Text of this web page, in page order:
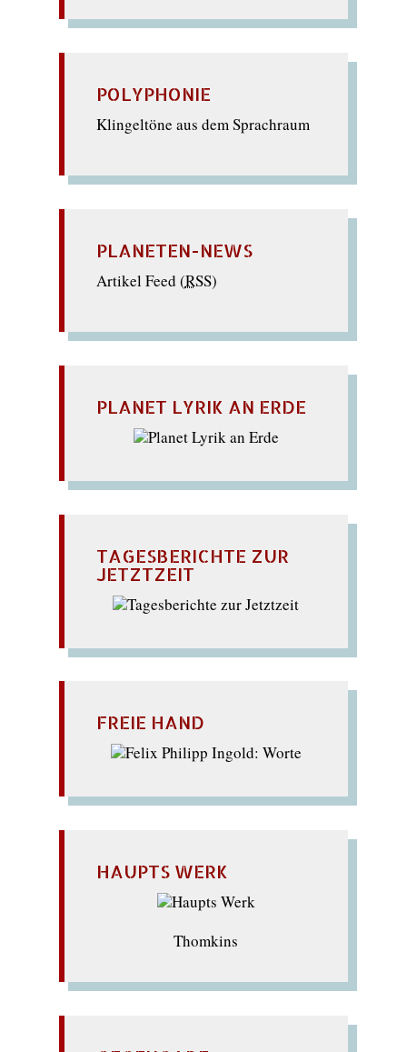
POLYPHONIE
Klingeltöne aus dem Sprachraum
PLANETEN-NEWS
Artikel Feed (RSS)
PLANET LYRIK AN ERDE
TAGESBERICHTE ZUR
JETZTZEIT
FREIE HAND
HAUPTS WERK
Thomkins